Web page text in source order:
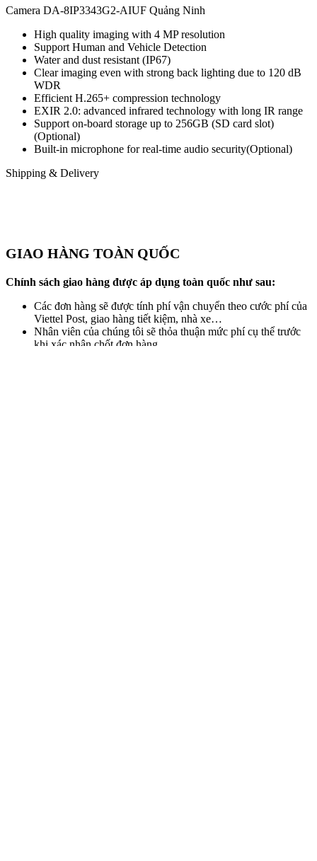
Camera DA-8IP3343G2-AIUF Quảng Ninh
High quality imaging with 4 MP resolution
Support Human and Vehicle Detection
Water and dust resistant (IP67)
Clear imaging even with strong back lighting due to 120 dB
WDR
Efficient H.265+ compression technology
EXIR 2.0: advanced infrared technology with long IR range
Support on-board storage up to 256GB (SD card slot)
(Optional)
Built-in microphone for real-time audio security(Optional)
Shipping & Delivery
GIAO HÀNG TOÀN QUỐC
Chính sách giao hàng được áp dụng toàn quốc như sau:
Các đơn hàng sẽ được tính phí vận chuyển theo cước phí của
Viettel Post, giao hàng tiết kiệm, nhà xe…
Nhân viên của chúng tôi sẽ thỏa thuận mức phí cụ thể trước
khi xác nhận chốt đơn hàng.